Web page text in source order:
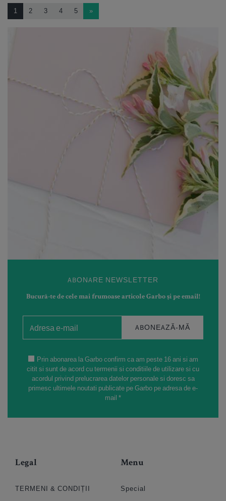
1 2 3 4 5 »
ABONARE NEWSLETTER
Bucură-te de cele mai frumoase articole Garbo și pe email!
ABONEAZĂ-MĂ
Prin abonarea la Garbo confirm ca am peste 16 ani si am
citit si sunt de acord cu termenii si conditiile de utilizare si cu
acordul privind prelucrarea datelor personale si doresc sa
primesc ultimele noutati publicate pe Garbo pe adresa de e-
mail *
Legal
TERMENI & CONDIȚII
Menu
Special